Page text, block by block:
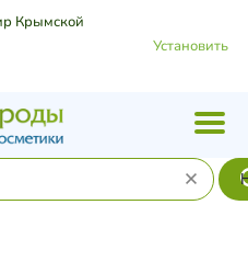
Крымской
Установить